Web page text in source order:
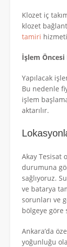
Klozet iç
klozet
tamiri
İşlem
Yapılacak
Bu nedenle
işlem
aktarılır.
Akay Tesisat
durumuna
sağlıyoruz.
ve batarya
sorunları ve
bölgeye göre
Ankara’da
yoğunluğu